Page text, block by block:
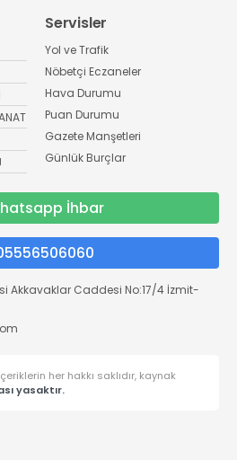
Servisler
Yol ve Trafik
Nöbetçi Eczaneler
Hava Durumu
Puan Durumu
Gazete Manşetleri
Günlük Burçlar
İhbar
Akkavaklar Caddesi No:17/4 İzmit-
her hakkı saklıdır, kaynak
yasaktır.